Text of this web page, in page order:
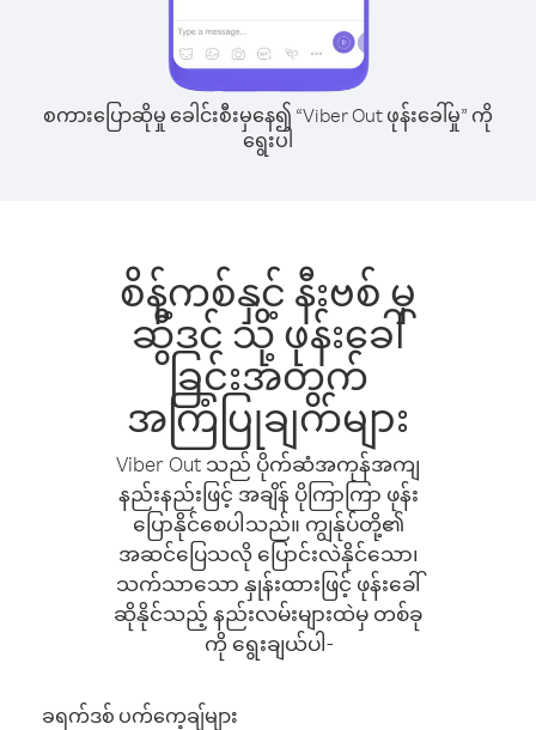
စကားပြောဆိုမှု ခေါင်းစီးမှနေ၍ “Viber Out ဖုန်းခေါ်မှု” ကို
ရွေးပါ
စိန့်ကစ်နှင့် နီးဗစ် မှ
ဆွီဒင် သို့ ဖုန်းခေါ်
ခြင်းအတွက်
အကြံပြုချက်များ
Viber Out သည် ပိုက်ဆံအကုန်အကျ
နည်းနည်းဖြင့် အချိန် ပိုကြာကြာ ဖုန်း
ပြောနိုင်စေပါသည်။ ကျွန်ုပ်တို့၏
အဆင်ပြေသလို ပြောင်းလဲနိုင်သော၊
သက်သာသော နှုန်းထားဖြင့် ဖုန်းခေါ်
ဆိုနိုင်သည့် နည်းလမ်းများထဲမှ တစ်ခု
ကို ရွေးချယ်ပါ-
ခရက်ဒစ် ပက်ကေ့ချ်များ